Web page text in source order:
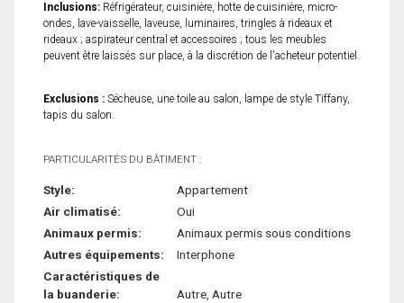
Inclusions: Réfrigérateur, cuisinière, hotte de cuisinière, micro-
ondes, lave-vaisselle, laveuse, luminaires, tringles à rideaux et
rideaux ; aspirateur central et accessoires ; tous les meubles
peuvent être laissés sur place, à la discrétion de l'acheteur potentiel.
Exclusions : Sécheuse, une toile au salon, lampe de style Tiffany,
tapis du salon.
PARTICULARITÉS DU BÂTIMENT :
Style:
Appartement
Air climatisé:
Oui
Animaux permis:
Animaux permis sous conditions
Autres équipements:
Interphone
Caractéristiques de
la buanderie:
Autre, Autre